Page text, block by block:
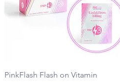
Ātrais skats
PinkFlash Flash on Vitamin